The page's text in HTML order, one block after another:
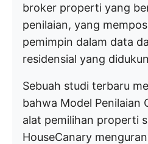
broker properti yang
penilaian, yang
pemimpin dalam data
residensial yang
Sebuah studi terbaru
bahwa Model Penilaian
alat pemilihan properti
HouseCanary